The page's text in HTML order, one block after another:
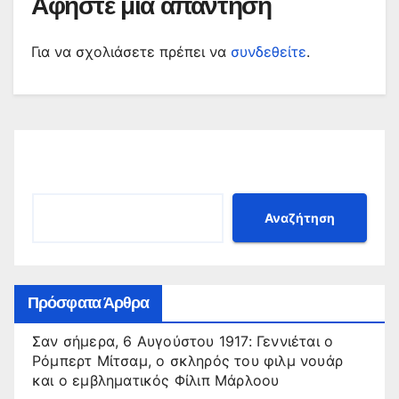
Αφήστε μια απάντηση
Για να σχολιάσετε πρέπει να συνδεθείτε.
Αναζήτηση
Πρόσφατα Άρθρα
Σαν σήμερα, 6 Αυγούστου 1917: Γεννιέται ο
Ρόμπερτ Μίτσαμ, ο σκληρός του φιλμ νουάρ
και ο εμβληματικός Φίλιπ Μάρλοου